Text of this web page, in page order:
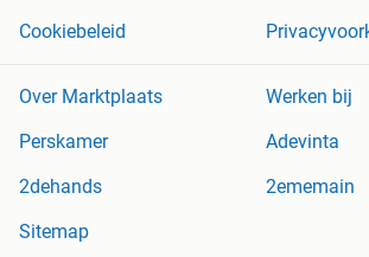
Cookiebeleid
Over Marktplaats
Werken bij
Perskamer
Adevinta
2dehands
2ememain
Sitemap